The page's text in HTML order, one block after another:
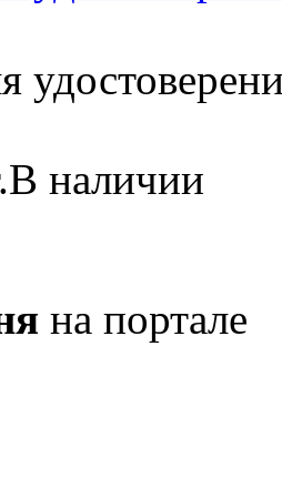
В наличии
на портале